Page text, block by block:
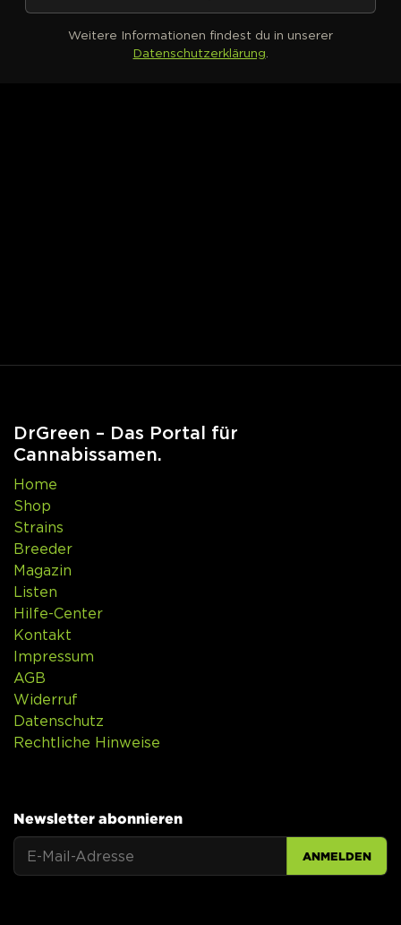
Kein Produkt definiert
DrGreen – Das Portal für
Cannabissamen.
Home
Shop
Strains
Breeder
Magazin
Listen
Hilfe-Center
Kontakt
Impressum
AGB
Widerruf
Datenschutz
Rechtliche Hinweise
Newsletter abonnieren
ANMELDEN
Weitere Informationen findest du in unserer
Datenschutzerklärung